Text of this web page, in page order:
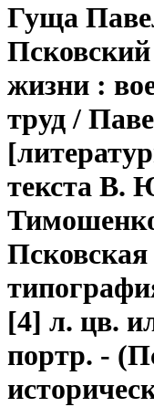
Гуща
жизни :
труд /
текста В.
Псковская
[4] л. цв.
портр. -